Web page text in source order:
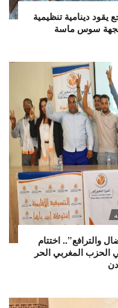
دينامية تنظيمية
بجهة سوس ماسة
والترافع”.. اختتام
الحزب المغربي الحر